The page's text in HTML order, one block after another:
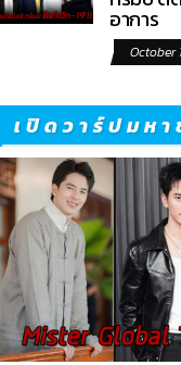
อาการ
October
เปิดวาร์ปมหา